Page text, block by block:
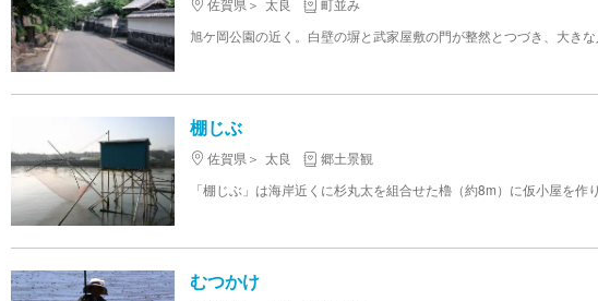
佐賀県 太良
町並み
棚じぶ
佐賀県 太良
郷土景観
むつかけ